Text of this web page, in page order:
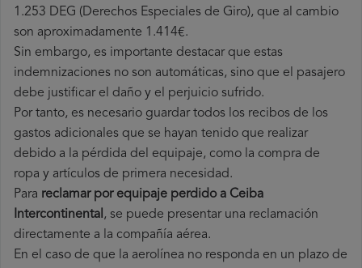
1.253 DEG (Derechos Especiales de Giro), que al cambio
son aproximadamente 1.414€.
Sin embargo, es importante destacar que estas
indemnizaciones no son automáticas, sino que el pasajero
debe justificar el daño y el perjuicio sufrido.
Por tanto, es necesario guardar todos los recibos de los
gastos adicionales que se hayan tenido que realizar
debido a la pérdida del equipaje, como la compra de
ropa y artículos de primera necesidad.
Para reclamar por equipaje perdido a Ceiba
Intercontinental, se puede presentar una reclamación
directamente a la compañía aérea.
En el caso de que la aerolínea no responda en un plazo de